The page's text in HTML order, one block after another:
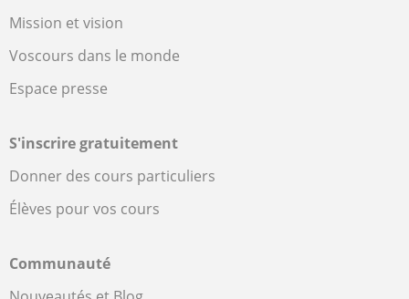
Mission et vision
Voscours dans le monde
Espace presse
S'inscrire gratuitement
Donner des cours particuliers
Élèves pour vos cours
Communauté